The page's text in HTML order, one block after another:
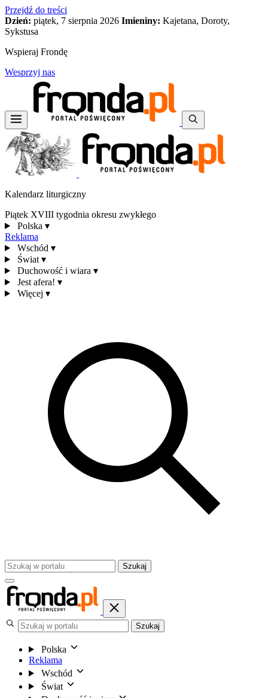
Przejdź do treści
Dzień: piątek, 7 sierpnia 2026 Imieniny: Kajetana, Doroty,
Sykstusa
Wspieraj Frondę
Wesprzyj nas
Kalendarz liturgiczny
Piątek XVIII tygodnia okresu zwykłego
Polska ▾
Reklama
Wschód ▾
Świat ▾
Duchowość i wiara ▾
Jest afera! ▾
Więcej ▾
Szukaj
Szukaj
Polska
Reklama
Wschód
Świat